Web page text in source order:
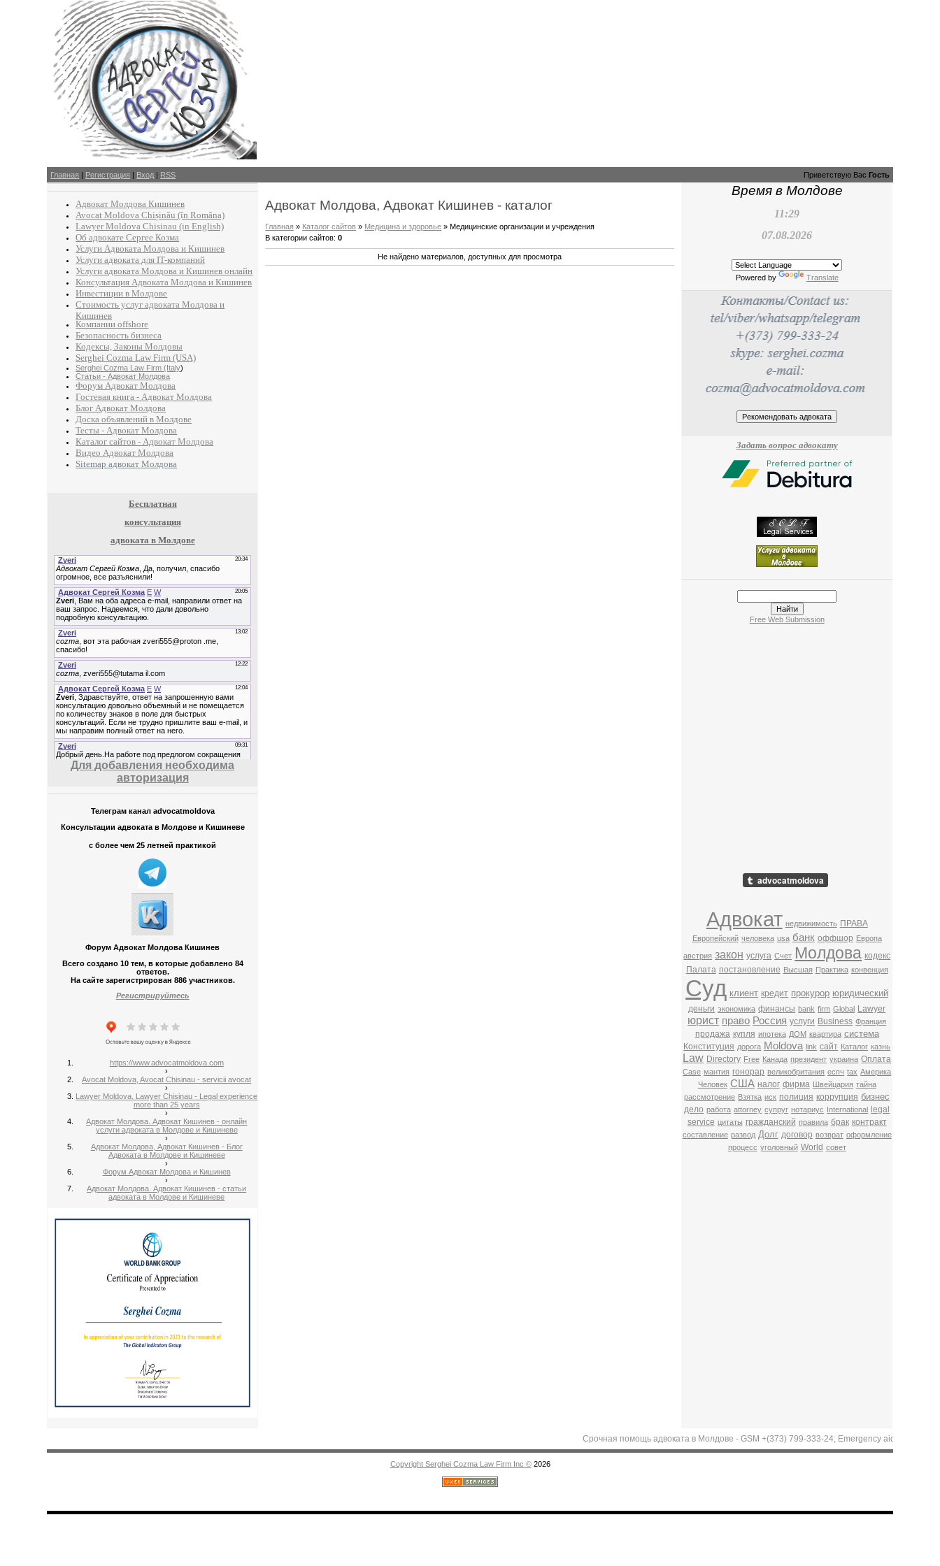
Главная | Регистрация | Вход | RSS Приветствую Вас Гость
Адвокат Молдова Кишинев
Avocat Moldova Chișinău (în Româna)
Lawyer Moldova Chisinau (in English)
Об адвокате Сергее Козма
Услуги Адвоката Молдова и Кишинев
Услуги адвоката для IT-компаний
Услуги адвоката Молдова и Кишинев онлайн
Консультация Адвоката Молдова и Кишинев
Инвестиции в Молдове
Стоимость услуг адвоката Молдова и
Кишинев
Компании offshore
Безопасность бизнеса
Кодексы, Законы Молдовы
Serghei Cozma Law Firm (USA)
Serghei Cozma Law Firm (Italy)
Статьи - Адвокат Молдова
Форум Адвокат Молдова
Гостевая книга - Адвокат Молдова
Блог Адвокат Молдова
Доска объявлений в Молдове
Тесты - Адвокат Молдова
Каталог сайтов - Адвокат Молдова
Видео Адвокат Молдова
Sitemap адвокат Молдова
Бесплатная
консультация
адвоката в Молдове
Для добавления необходима
авторизация
Телеграм канал advocatmoldova
Консультации адвоката в Молдове и Кишиневе
с более чем 25 летней практикой
Форум Адвокат Молдова Кишинев
Всего создано 10 тем, в которые добавлено 84
ответов.
На сайте зарегистрирован 886 участников.
Регистрируйтесь
https://www.advocatmoldova.com
›
Avocat Moldova, Avocat Chisinau - servicii avocat
›
Lawyer Moldova. Lawyer Chisinau - Legal experience
more than 25 years
›
Адвокат Молдова. Адвокат Кишинев - онлайн
услуги адвоката в Молдове и Кишиневе
›
Адвокат Молдова, Адвокат Кишинев - Блог
Адвоката в Молдове и Кишиневе
›
Форум Адвокат Молдова и Кишинев
›
Адвокат Молдова. Адвокат Кишинев - статьи
адвоката в Молдове и Кишиневе
Адвокат Молдова, Адвокат Кишинев - каталог
Главная » Каталог сайтов » Медицина и здоровье » Медицинские организации и учреждения
В категории сайтов:0
Не найдено материалов, доступных для просмотра
Время в Молдове
11:29
07.08.2026
Powered by Translate
Задать вопрос адвокату
Free Web Submission
Адвокат недвижимость ПРАВА
Европейский человека usa банк оффшор Европа
австрия закон услуга Счет Молдова кодекс
Палата постановление Высшая Практика конвенция
Суд клиент кредит прокурор юридический
деньги экономика финансы bank firm Global Lawyer
юрист право Россия услуги Business Франция
продажа купля ипотека ДОМ квартира система
Конституция дорога Moldova link сайт Каталог казнь
Law Directory Free Канада президент украина Оплата
Case мантия гонорар великобритания еспч tax Америка
Человек США налог фирма Швейцария тайна
рассмотрение Взятка иск полиция коррупция бизнес
дело работа attorney супруг нотариус International legal
service цитаты гражданский правила брак контракт
составление развод Долг договор возврат оформление
процесс уголовный World совет
Срочная помощь адвоката в Молдове - GSM +(373) 799-333-24; Emergency aid of Lawyer in
Copyright Serghei Cozma Law Firm Inc ©2026